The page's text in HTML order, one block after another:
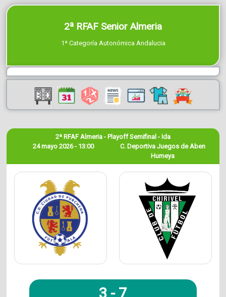
2ª RFAF Senior Almeria
1ª Categoría Autonómica Andalucia
24 mayo 2026 - 13:00
2ª RFAF Almeria - Playoff Semifinal - Ida
C. Deportiva Juegos de Aben
Humeya
3 - 7